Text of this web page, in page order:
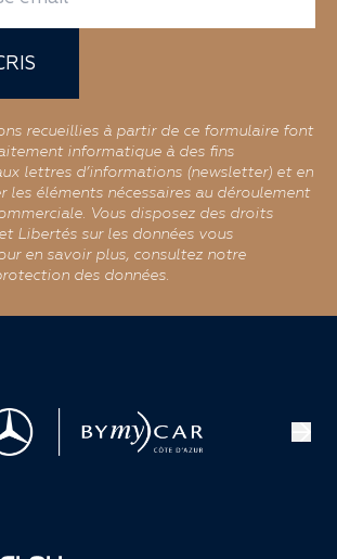
recueillies à partir de ce formulaire font
informatique à des fins
lettres d’informations (newsletter) et en
les éléments nécessaires au déroulement
Vous disposez des droits
Libertés sur les données vous
en savoir plus, consultez notre
des données.